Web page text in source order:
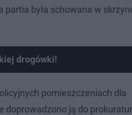
była schowana w
drogówki!
pomieszczeniach dla
doprowadzono ją do